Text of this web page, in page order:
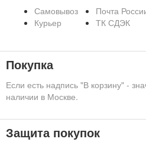
Самовывоз
Курьер
Почта
ТК СДЭК
Покупка
Если есть надпись "В корзину" -
наличии в Москве.
Защита покупок